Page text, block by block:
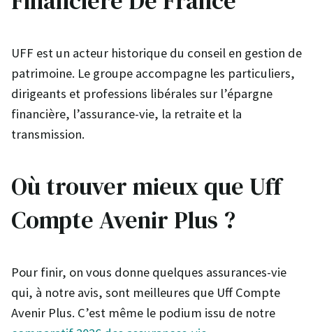
UFF est un acteur historique du conseil en gestion de
patrimoine. Le groupe accompagne les particuliers,
dirigeants et professions libérales sur l’épargne
financière, l’assurance-vie, la retraite et la
transmission.
Où trouver mieux que Uff
Compte Avenir Plus ?
Pour finir, on vous donne quelques assurances-vie
qui, à notre avis, sont meilleures que Uff Compte
Avenir Plus. C’est même le podium issu de notre